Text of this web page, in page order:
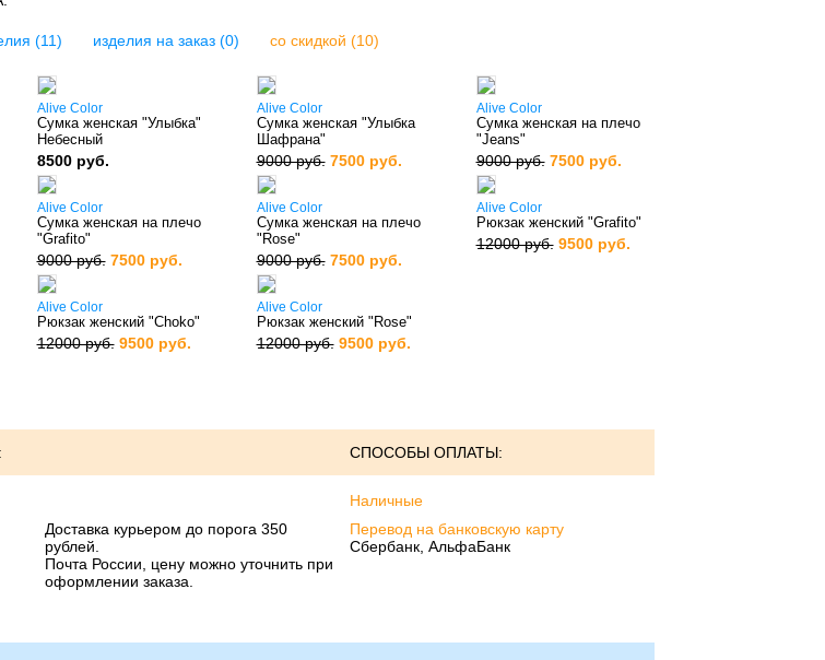
(11) изделия на заказ (0) со скидкой (10)
Alive Color
Сумка женская "Улыбка"
Небесный
8500 руб.
Alive Color
Сумка женская "Улыбка
Шафрана"
9000 руб. 7500 руб.
Alive Color
Сумка женская на плечо
"Jeans"
9000 руб. 7500 руб.
Alive Color
Сумка женская на плечо
"Grafito"
9000 руб. 7500 руб.
Alive Color
Сумка женская на плечо
"Rose"
9000 руб. 7500 руб.
Alive Color
Рюкзак женский "Grafito"
12000 руб. 9500 руб.
Alive Color
Рюкзак женский "Choko"
12000 руб. 9500 руб.
Alive Color
Рюкзак женский "Rose"
12000 руб. 9500 руб.
СПОСОБЫ ОПЛАТЫ:
Доставка курьером до порога 350
рублей.
Почта России, цену можно уточнить при
оформлении заказа.
Наличные
Перевод на банковскую карту
Сбербанк, АльфаБанк